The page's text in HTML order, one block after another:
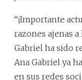
“¡Importante
razones ajenas
Gabriel ha sido
Ana Gabriel ya
en sus redes